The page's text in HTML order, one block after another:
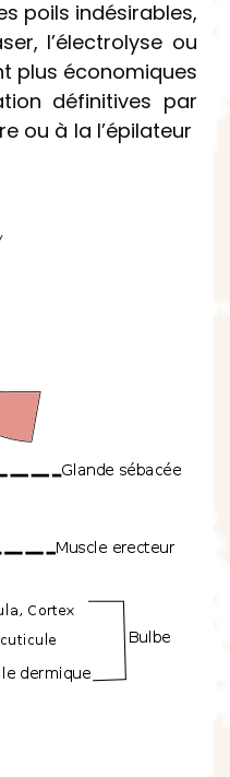
poils indésirables,
l’électrolyse ou
plus économiques
définitives par
ou à la l’épilateur